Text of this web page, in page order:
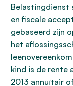
Belastingdienst
en fiscale
gebaseerd zijn
het
kind is de rente
2013 annuïtair